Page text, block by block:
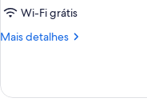
Quarto
luxo,
King
Wi-Fi grátis
Mais detalhes
Mais
luxo,